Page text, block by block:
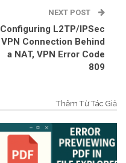
NEXT POST
Configuring L2TP/IPSec
VPN Connection Behind
a NAT, VPN Error Code
809
Thêm Từ Tác Giả